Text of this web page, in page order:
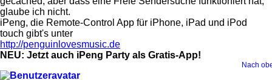
glaube ich nicht.
iPeng, die Remote-Control App für iPhone, iPad und iPod
touch gibt's unter
http://penguinlovesmusic.de
NEU: Jetzt auch iPeng Party als Gratis-App!
Nach